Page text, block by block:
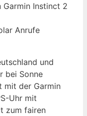
Garmin Instinct 2
Anrufe
und
bei Sonne
mit der Garmin
Uhr mit
zum fairen